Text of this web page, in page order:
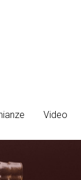
Video
Video